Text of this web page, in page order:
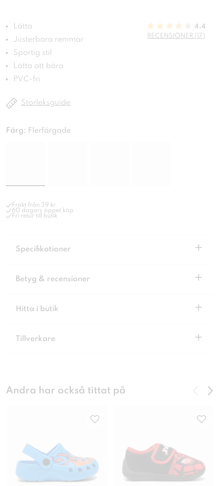
Lätta
Justerbara remmar
Sportig stil
Lätta att bära
PVC-fri
4.4
RECENSIONER (17)
Storleksguide
Färg: Flerfärgade
Frakt från 39 kr
60 dagars öppet köp
Fri retur till butik
Specifikationer +
Betyg & recensioner +
Hitta i butik +
Tillverkare +
Andra har också tittat på